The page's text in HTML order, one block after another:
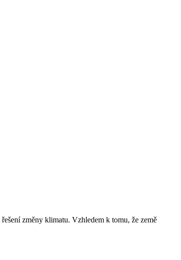
změny klimatu. Vzhledem k tomu, že země